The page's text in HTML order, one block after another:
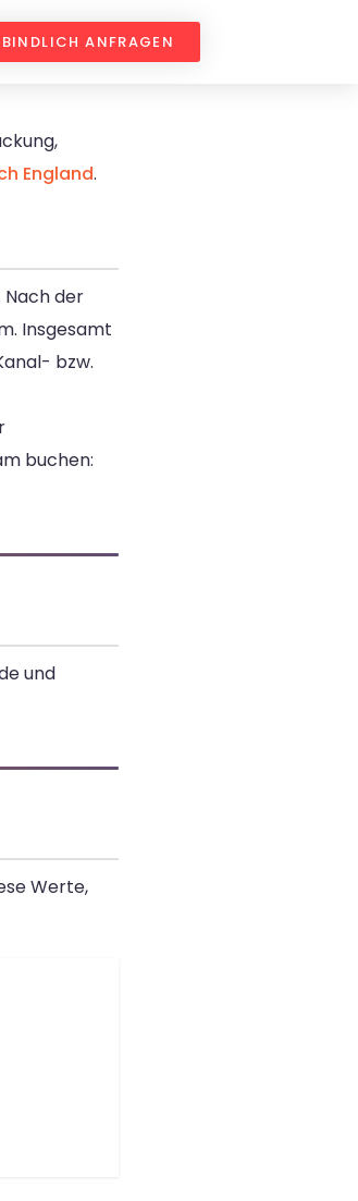
ANFRAGEN
England.
Nach der
Insgesamt
bzw.
buchen:
und
Werte,